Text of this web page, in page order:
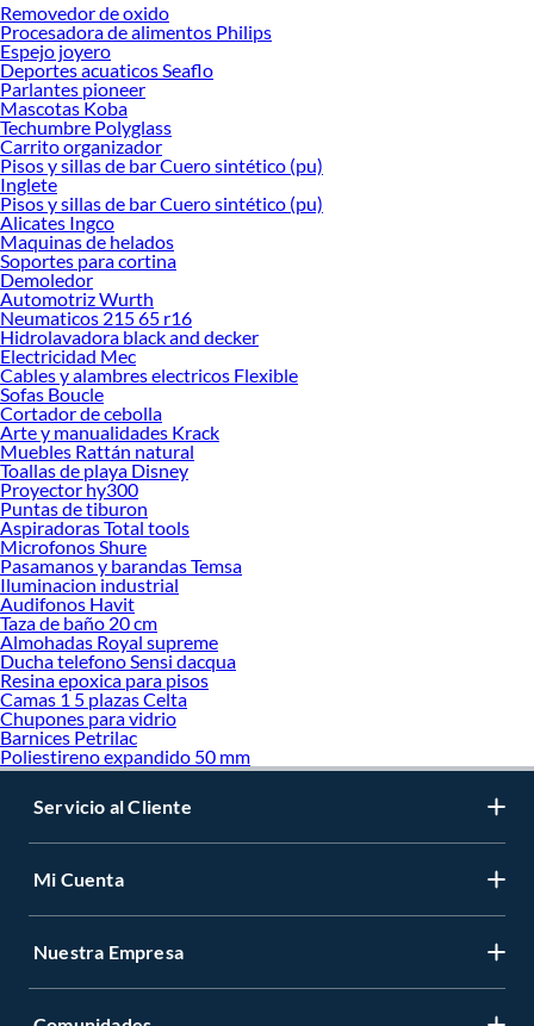
Desde remodelaciones hasta proyectos de decoración, estamos aquí para hacer
tus ideas realidad. ¡Visítanos y encuentra todo lo que tenemos para ofrecerte en
Ruedas para Muebles!
Explora la variedad de productos de Ruedas para Muebles en Sodimac
Herramientas, materiales y accesorios de calidad para tus proyectos y
renovación de espacios. ¡Visítanos y descubre todo lo que tenemos para
ofrecerte!
Encuentra una amplia variedad de productos de Ruedas para Muebles en
Sodimac. Encuentra todo lo necesario para tus proyectos de renovación y
decoración. ¡Visítanos y haz tus ideas realidad!
Removedor de oxido
Procesadora de alimentos Philips
Espejo joyero
Deportes acuaticos Seaflo
Parlantes pioneer
Mascotas Koba
Techumbre Polyglass
Carrito organizador
Pisos y sillas de bar Cuero sintético (pu)
Inglete
Pisos y sillas de bar Cuero sintético (pu)
Alicates Ingco
Maquinas de helados
Soportes para cortina
Demoledor
Automotriz Wurth
Neumaticos 215 65 r16
Hidrolavadora black and decker
Electricidad Mec
Cables y alambres electricos Flexible
Sofas Boucle
Cortador de cebolla
Arte y manualidades Krack
Muebles Rattán natural
Toallas de playa Disney
Proyector hy300
Puntas de tiburon
Aspiradoras Total tools
Microfonos Shure
Pasamanos y barandas Temsa
Iluminacion industrial
Audifonos Havit
Taza de baño 20 cm
Almohadas Royal supreme
Ducha telefono Sensi dacqua
Resina epoxica para pisos
Camas 1 5 plazas Celta
Chupones para vidrio
Barnices Petrilac
Poliestireno expandido 50 mm
Servicio al Cliente
Mi Cuenta
Nuestra Empresa